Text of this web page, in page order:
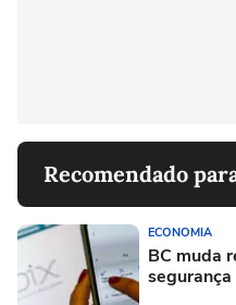
Recomendado
ECONOMIA
BC muda